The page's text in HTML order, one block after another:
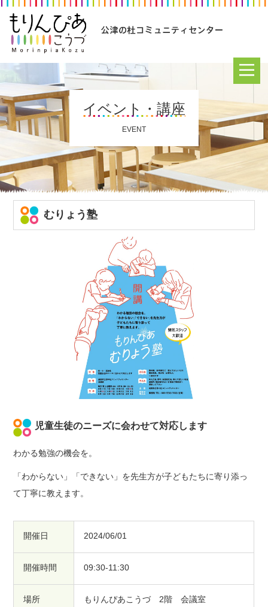
イベント・講座
EVENT
むりょう塾
児童生徒のニーズに会わせて対応します
わかる勉強の機会を。
「わからない」「できない」を先生方が子どもたちに寄り添っ
て丁寧に教えます。
開催日 2024/06/01
開催時間 09:30-11:30
場所 もりんぴあこうづ 2階 会議室